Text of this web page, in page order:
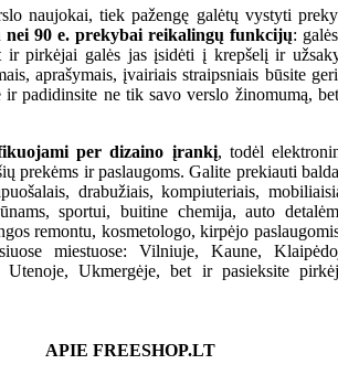
naujokai, tiek pažengę galėtų vystyti
nei 90 e. prekybai reikalingų funkcijų:
pirkėjai galės jas įsidėti į krepšelį ir
aprašymais, įvairiais straipsniais būsite
ir padidinsite ne tik savo verslo žinomumą,
per dizaino įrankį, todėl
prekėms ir paslaugoms. Galite prekiauti
drabužiais, kompiuteriais,
sportui, buitine chemija, auto
remontu, kosmetologo, kirpėjo
miestuose: Vilniuje, Kaune,
Utenoje, Ukmergėje, bet ir pasieksite
APIE FREESHOP.LT